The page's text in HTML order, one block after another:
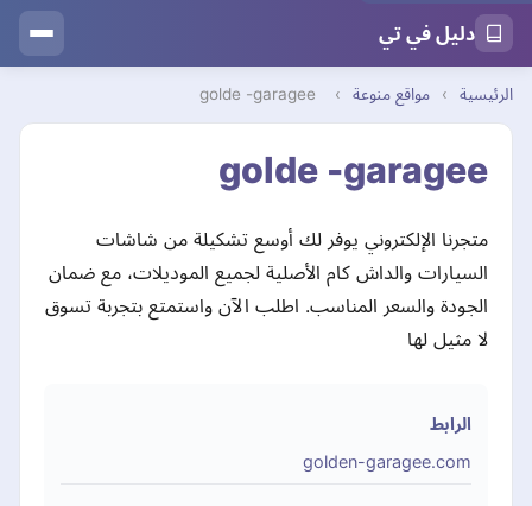
دليل في تي
الرئيسية › مواقع منوعة ›
golde -garagee
golde -garagee
متجرنا الإلكتروني يوفر لك أوسع تشكيلة من شاشات
السيارات والداش كام الأصلية لجميع الموديلات، مع ضمان
الجودة والسعر المناسب. اطلب الآن واستمتع بتجربة تسوق
لا مثيل لها
الرابط
golden-garagee.com